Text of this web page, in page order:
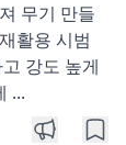
무기 만들
활용 시범
강도 높게
...